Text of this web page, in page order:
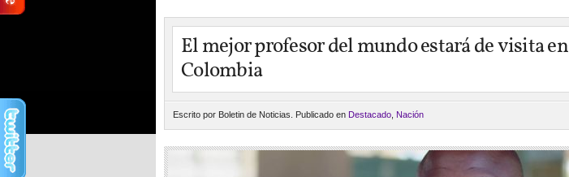
El mejor profesor del mundo estará de visita en
Colombia
Escrito por Boletin de Noticias. Publicado en Destacado Nación